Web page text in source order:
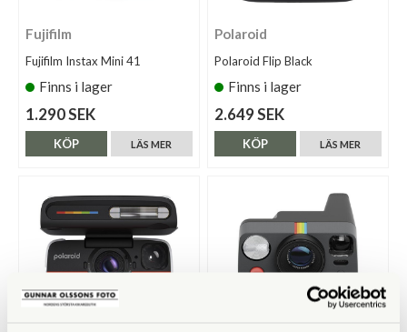
Fujifilm
Fujifilm Instax Mini 41
Finns i lager
1.290 SEK
LÄS MER
KÖP
Polaroid
Polaroid Flip Black
Finns i lager
2.649 SEK
LÄS MER
KÖP